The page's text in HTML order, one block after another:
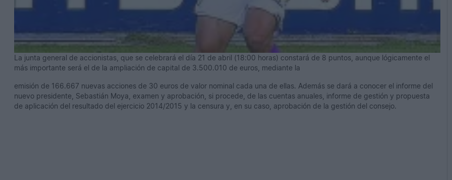
La junta general de accionistas, que se celebrará el día 21 de abril (18:00 horas) constará de 8 puntos, aunque lógicamente el
más importante será el de la ampliación de capital de 3.500.010 de euros, mediante la
emisión de 166.667 nuevas acciones de 30 euros de valor nominal cada una de ellas. Además se dará a conocer el informe del
nuevo presidente, Sebastián Moya, examen y aprobación, si procede, de las cuentas anuales, informe de gestión y propuesta
de aplicación del resultado del ejercicio 2014/2015 y la censura y, en su caso, aprobación de la gestión del consejo.